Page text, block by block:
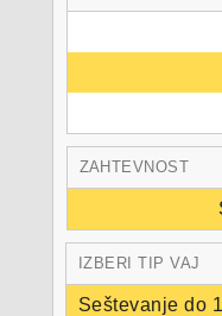
ZAHTEVNOST
IZBERI TIP VAJ
Seštevanje do